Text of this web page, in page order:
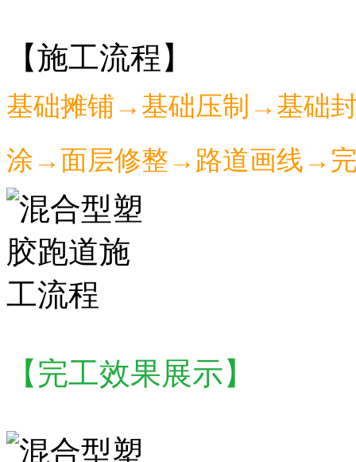
【施工流程 】
基础摊铺→基础压制→基础
涂→面层修整→路道画线→
【 完工效果展示】